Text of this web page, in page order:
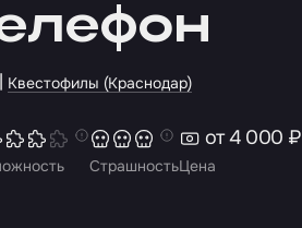
Квестофилы (Краснодар)
СтрашностьЦена
от 4 000 ₽